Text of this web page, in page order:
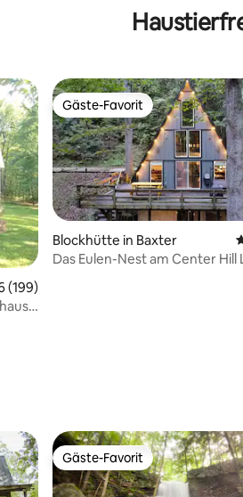
Bewertung: 4,96 von 5,
(199)
Gäste-Favorit
Gäste-Favorit
Blockhütte in Baxter
Das Eulen-Nest am Center Hill
Gäste-Favorit
Gäste-Favorit